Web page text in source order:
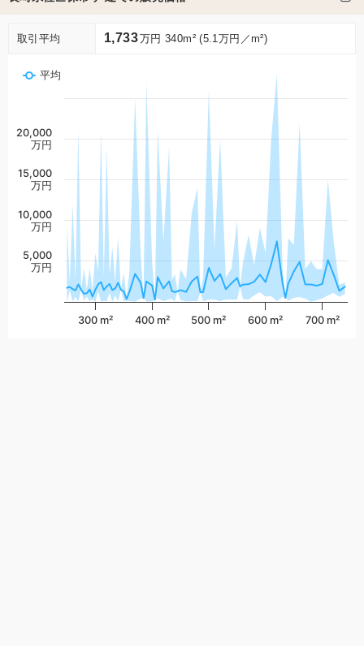
取引平均 1,733万円 340m² (5.1万円／m²)
平均
300 m² 400 m² 500 m² 600 m² 700 m²
5,000
万円
10,000
万円
15,000
万円
20,000
万円